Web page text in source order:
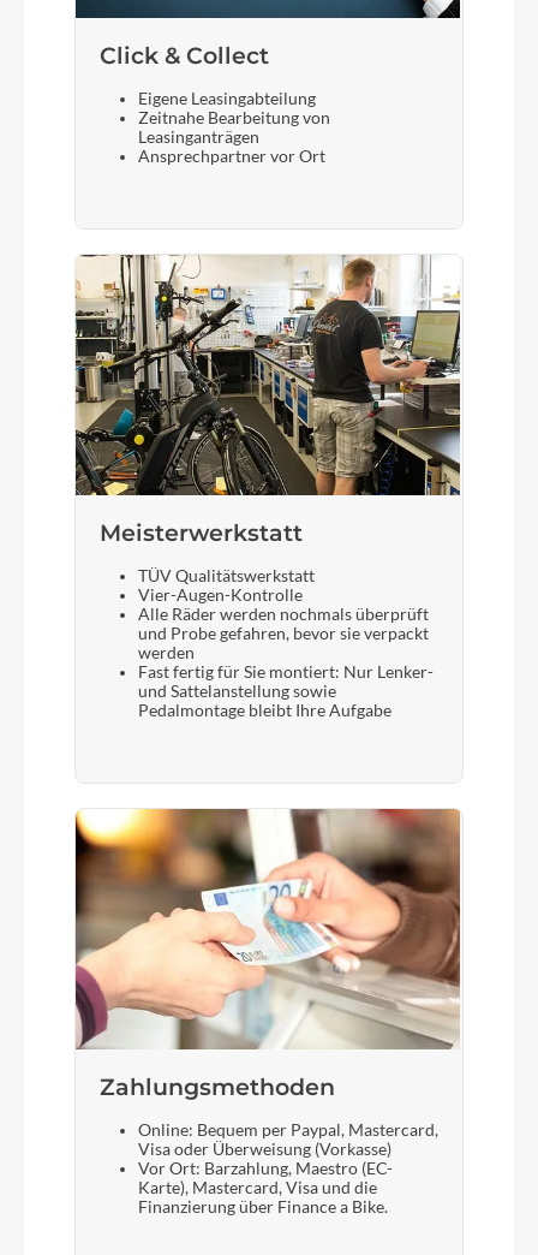
Click & Collect
Eigene Leasingabteilung
Zeitnahe Bearbeitung von
Leasinganträgen
Ansprechpartner vor Ort
Meisterwerkstatt
TÜV Qualitätswerkstatt
Vier-Augen-Kontrolle
Alle Räder werden nochmals überprüft
und Probe gefahren, bevor sie verpackt
werden
Fast fertig für Sie montiert: Nur Lenker-
und Sattelanstellung sowie
Pedalmontage bleibt Ihre Aufgabe
Zahlungsmethoden
Online: Bequem per Paypal, Mastercard,
Visa oder Überweisung (Vorkasse)
Vor Ort: Barzahlung, Maestro (EC-
Karte), Mastercard, Visa und die
Finanzierung über Finance a Bike.